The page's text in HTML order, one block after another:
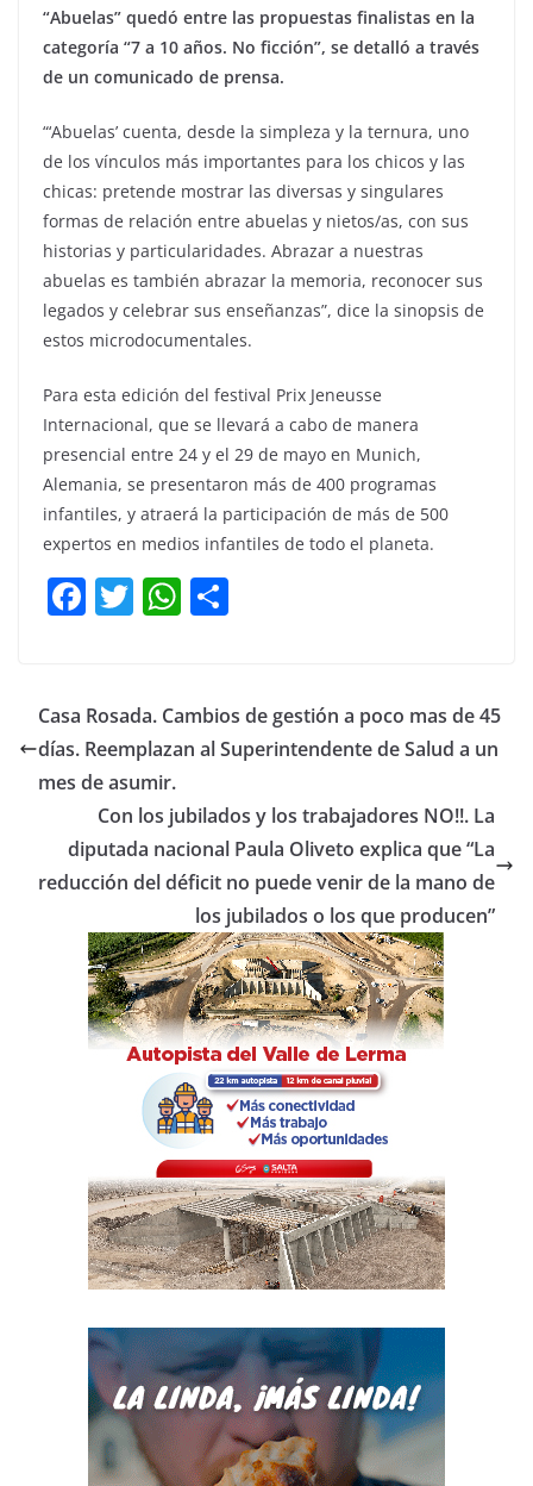
“Abuelas” quedó entre las propuestas finalistas en la
categoría “7 a 10 años. No ficción”, se detalló a través
de un comunicado de prensa.
“‘Abuelas’ cuenta, desde la simpleza y la ternura, uno
de los vínculos más importantes para los chicos y las
chicas: pretende mostrar las diversas y singulares
formas de relación entre abuelas y nietos/as, con sus
historias y particularidades. Abrazar a nuestras
abuelas es también abrazar la memoria, reconocer sus
legados y celebrar sus enseñanzas”, dice la sinopsis de
estos microdocumentales.
Para esta edición del festival Prix Jeneusse
Internacional, que se llevará a cabo de manera
presencial entre 24 y el 29 de mayo en Munich,
Alemania, se presentaron más de 400 programas
infantiles, y atraerá la participación de más de 500
expertos en medios infantiles de todo el planeta.
F
e
b
o
o
k
T
er
W
s
A
p
p
ar
Casa Rosada. Cambios de gestión a poco mas de 45
días. Reemplazan al Superintendente de Salud a un
mes de asumir.
Con los jubilados y los trabajadores NO!!. La
diputada nacional Paula Oliveto explica que “La
reducción del déficit no puede venir de la mano de
los jubilados o los que producen”